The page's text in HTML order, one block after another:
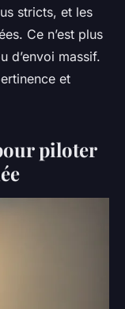
stricts, et les
Ce n’est plus
d’envoi massif.
et
piloter